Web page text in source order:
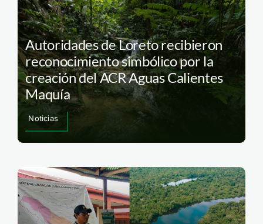
Autoridades de Loreto recibieron
reconocimiento simbólico por la
creación del ACR Aguas Calientes
Maquía
Noticias